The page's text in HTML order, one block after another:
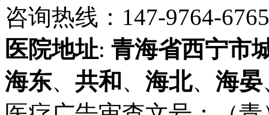
咨询热线：147-9764-
医院地址: 青海省西宁市
海东、 共和 、 海北、 海晏